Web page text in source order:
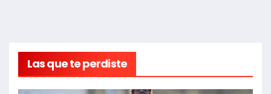
Las que te perdiste